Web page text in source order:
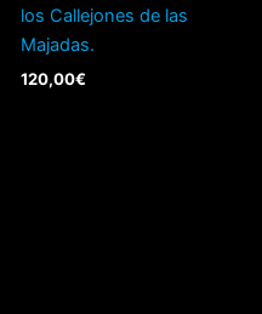
los Callejones de las
Majadas.
120,00€